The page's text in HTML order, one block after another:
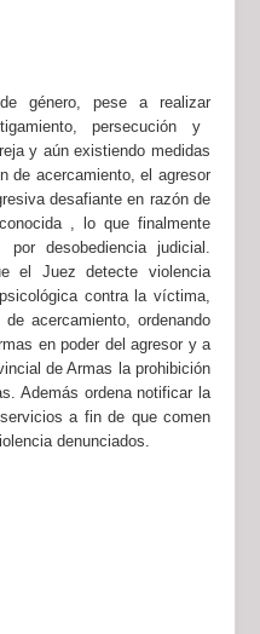
género, pese a realizar
persecución y
y aúnexistiendo medidas
de acercamiento, el agresor
desafiante en razón de
lo que finalmente
por desobediencia judicial.
el Juez detecte violencia
contra la víctima,
acercamiento, ordenando
en poder del agresor y a
de Armas la prohibición
Además ordena notificar la
a fin de que comen
denunciados.